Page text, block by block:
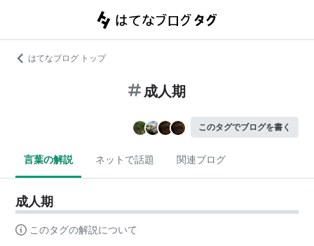
はてなブログ トップ
成人期
このタグでブログを書く
言葉の解説 ネットで話題 関連ブログ
成人期
このタグの解説について